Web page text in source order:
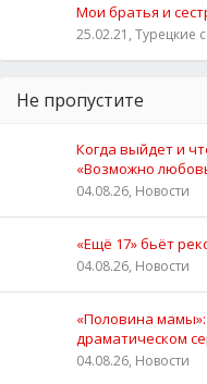
Мои братья и
25.02.21, Турецкие
Не пропустите
Когда выйдет и
«Возможно
04.08.26, Новости
«Ещё 17» бьёт
04.08.26, Новости
«Половина
драматическом
04.08.26, Новости